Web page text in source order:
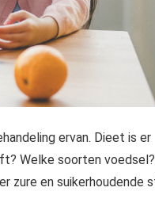
ervan. Dieet is er
Welke soorten voedsel?
zure en suikerhoudende